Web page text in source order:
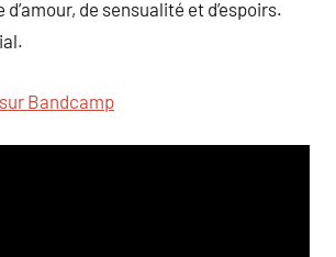
de sensualité et d’espoirs.
Bandcamp